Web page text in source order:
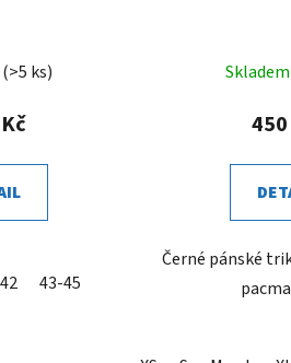
(>5 ks)
43-45
Skladem
Černé pánské